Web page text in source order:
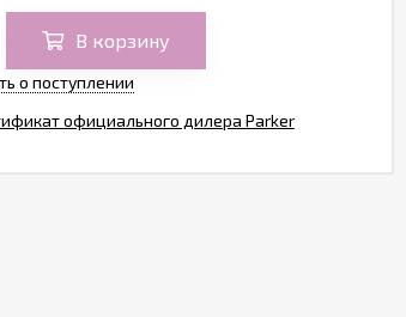
В корзину
о поступлении
официального дилера Parker